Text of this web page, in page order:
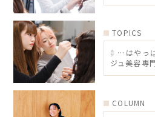
TOPICS
美容はやっ
ジュ美容専
ト
COLUMN